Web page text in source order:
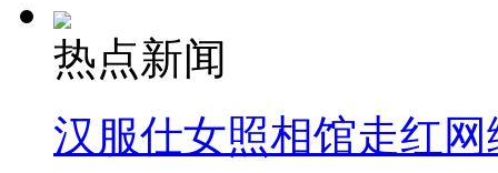
热点新闻
汉服仕女照相馆走红网